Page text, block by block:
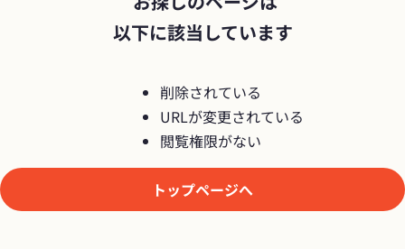
以下に該当しています
削除されている
URLが変更されている
閲覧権限がない
トップページへ